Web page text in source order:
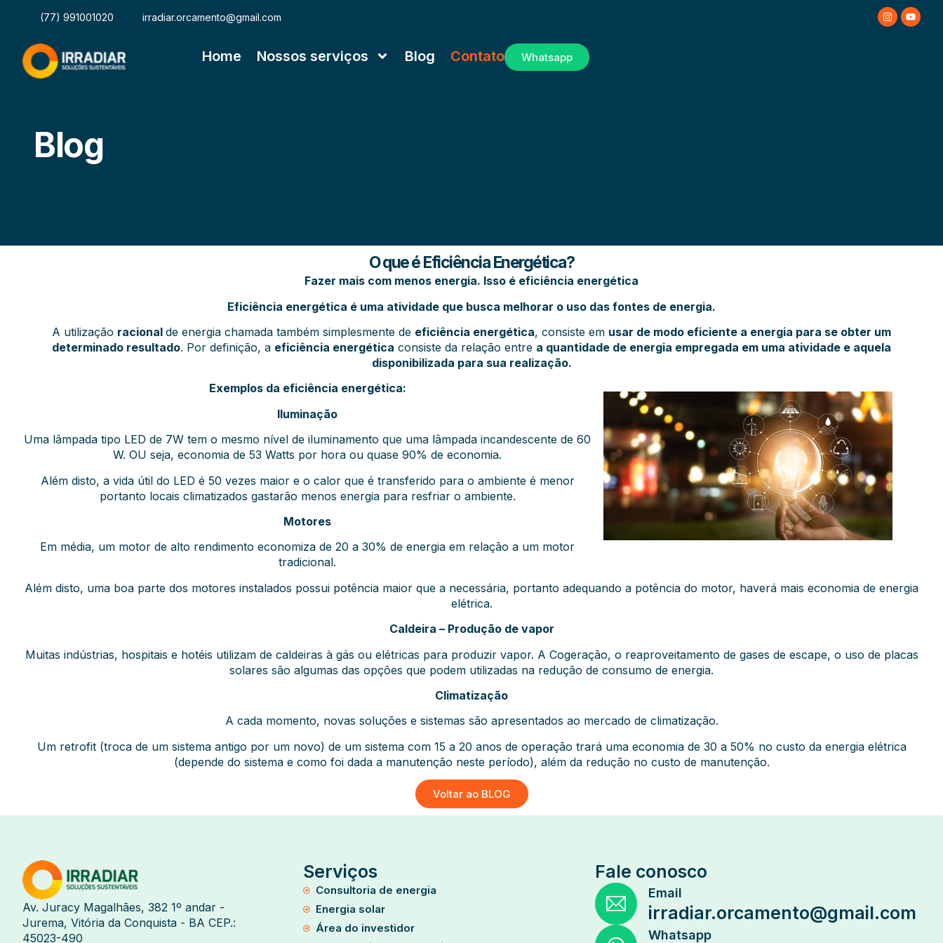
(77) 991001020 irradiar.orcamento@gmail.com
Home Nossos serviços Blog Contato Whatsapp
Blog
O que é Eficiência Energética?
Fazer mais com menos energia. Isso é eficiência energética
Eficiência energética é uma atividade que busca melhorar o uso das fontes de energia.
A utilização racional de energia chamada também simplesmente de eficiência energética, consiste em usar de modo eficiente a energia para se obter um
determinado resultado. Por definição, a eficiência energética consiste da relação entre a quantidade de energia empregada em uma atividade e aquela
disponibilizada para sua realização.
Exemplos da eficiência energética:
Iluminação
Uma lâmpada tipo LED de 7W tem o mesmo nível de iluminamento que uma lâmpada incandescente de 60
W. OU seja, economia de 53 Watts por hora ou quase 90% de economia.
Além disto, a vida útil do LED é 50 vezes maior e o calor que é transferido para o ambiente é menor
portanto locais climatizados gastarão menos energia para resfriar o ambiente.
Motores
Em média, um motor de alto rendimento economiza de 20 a 30% de energia em relação a um motor
tradicional.
Além disto, uma boa parte dos motores instalados possui potência maior que a necessária, portanto adequando a potência do motor, haverá mais economia de energia
elétrica.
Caldeira – Produção de vapor
Muitas indústrias, hospitais e hotéis utilizam de caldeiras à gás ou elétricas para produzir vapor. A Cogeração, o reaproveitamento de gases de escape, o uso de placas
solares são algumas das opções que podem utilizadas na redução de consumo de energia.
Climatização
A cada momento, novas soluções e sistemas são apresentados ao mercado de climatização.
Um retrofit (troca de um sistema antigo por um novo) de um sistema com 15 a 20 anos de operação trará uma economia de 30 a 50% no custo da energia elétrica
(depende do sistema e como foi dada a manutenção neste período), além da redução no custo de manutenção.
Voltar ao BLOG
Av. Juracy Magalhães, 382 1º andar -
Jurema, Vitória da Conquista - BA CEP.:
45023-490
Serviços
Consultoria de energia
Energia solar
Área do investidor
Fale conosco
Email
irradiar.orcamento@gmail.com
Whatsapp